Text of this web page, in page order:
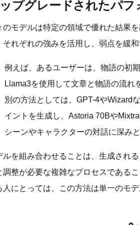
プグレードされたパ
のモデルは特定の領域で優れた結果
それぞれの強みを活用し、弱点を緩和
例えば、あるユーザーは、物語の初
Llama3を使用して文章と物語の流れ
別の方法としては、GPT-4やWizard
イントを生成し、Astoria 70Bや
シーンやキャラクターの対話に深み
ルを組み合わせることは、生成され
調整が必要な複雑なプロセスである
人にとっては、この方法は単一のモ